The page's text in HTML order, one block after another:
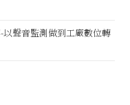
聲音監測做到工廠數位轉